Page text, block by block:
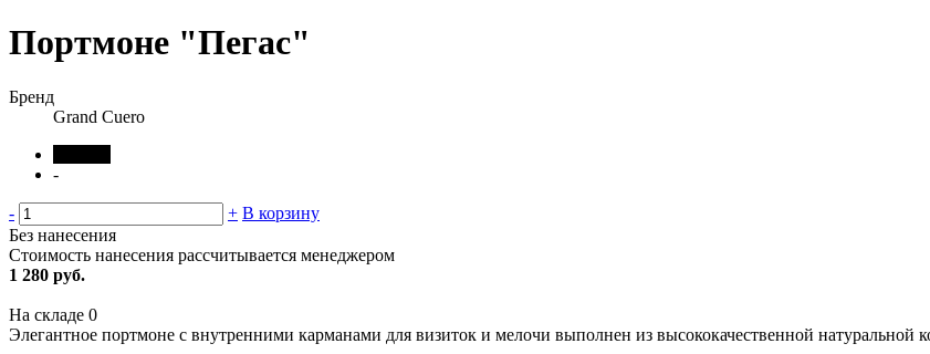
Портмоне "Пегас"
Бренд
Grand Cuero
-
- + В корзину
Без нанесения
Стоимость нанесения рассчитывается менеджером
1 280 руб.
На складе 0
Элегантное портмоне с внутренними карманами для визиток и мелочи выполнен из высококачественной натуральной